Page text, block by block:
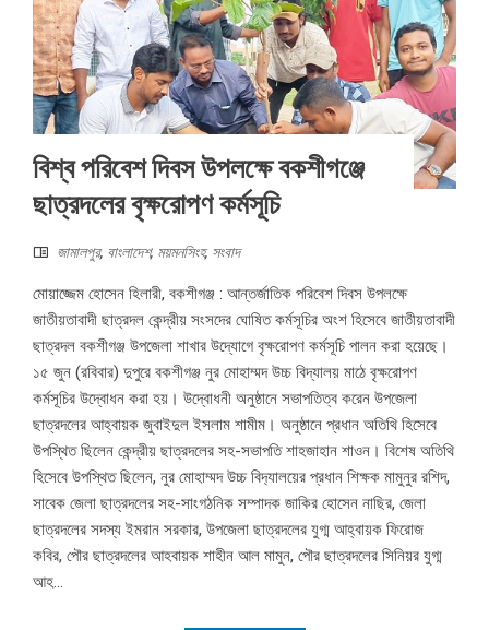
বিশ্ব পরিবেশ দিবস উপলক্ষে বকশীগঞ্জে
ছাত্রদলের বৃক্ষরোপণ কর্মসূচি
জামালপুর, বাংলাদেশ, ময়মনসিংহ, সংবাদ
মোয়াজ্জেম হোসেন হিলারী, বকশীগঞ্জ : আন্তর্জাতিক পরিবেশ দিবস উপলক্ষে
জাতীয়তাবাদী ছাত্রদল কেন্দ্রীয় সংসদের ঘোষিত কর্মসূচির অংশ হিসেবে জাতীয়তাবাদী
ছাত্রদল বকশীগঞ্জ উপজেলা শাখার উদ্যোগে বৃক্ষরোপণ কর্মসূচি পালন করা হয়েছে।
১৫ জুন (রবিবার) দুপুরে বকশীগঞ্জ নুর মোহাম্মদ উচ্চ বিদ্যালয় মাঠে বৃক্ষরোপণ
কর্মসূচির উদ্বোধন করা হয়। উদ্বোধনী অনুষ্ঠানে সভাপতিত্ব করেন উপজেলা
ছাত্রদলের আহ্বায়ক জুবাইদুল ইসলাম শামীম। অনুষ্ঠানে প্রধান অতিথি হিসেবে
উপস্থিত ছিলেন কেন্দ্রীয় ছাত্রদলের সহ-সভাপতি শাহজাহান শাওন। বিশেষ অতিথি
হিসেবে উপস্থিত ছিলেন, নুর মোহাম্মদ উচ্চ বিদ‌্যালয়ের প্রধান শিক্ষক মামুনুর রশিদ,
সাবেক জেলা ছাত্রদলের সহ-সাংগঠনিক সম্পাদক জাকির হোসেন নাছির, জেলা
ছাত্রদলের সদস্য ইমরান সরকার, উপজেলা ছাত্রদলের যুগ্ম আহ্বায়ক ফিরোজ
কবির, পৌর ছাত্রদলের আহবায়ক শাহীন আল মামুন, পৌর ছাত্রদলের সিনিয়র যুগ্ম
আহ...